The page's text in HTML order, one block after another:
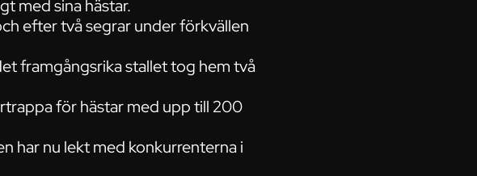
med sina hästar.
efter två segrar under förkvällen
framgångsrika stallet tog hem två
för hästar med upp till 200
har nu lekt med konkurrenterna i